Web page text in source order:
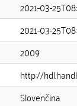
2021-03-
2021-03-
2009
http://
Slovenčina